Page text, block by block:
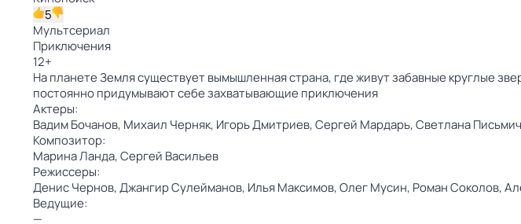
5
Мультсериал
Приключения
12+
На планете Земля существует вымышленная страна, где живут забавные круглые
постоянно придумывают себе захватывающие приключения
Актеры:
Вадим Бочанов, Михаил Черняк, Игорь Дмитриев,Сергей Мардарь,Светлана
Композитор:
Марина Ланда,Сергей Васильев
Режиссеры:
Денис Чернов,Джангир Сулейманов, Илья Максимов,Олег Мусин, Роман Соколов,
Ведущие:
—